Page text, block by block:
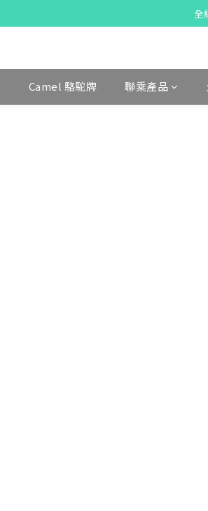
X Pay ！
全
購
X Pay ！
Camel 駱駝牌 聯乘產品